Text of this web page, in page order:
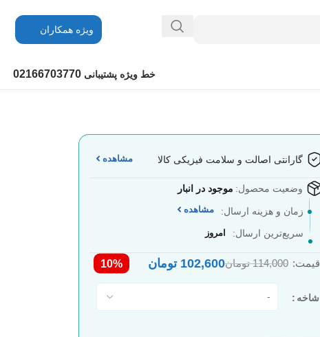
ویژه همکاران
خط ویژه پشتیبانی 02166703770
گارانتی اصالت و سلامت فیزیکی کالا مشاهده
وضعیت محصول: موجود در انبار
زمان و هزینه ارسال: مشاهده
سریع‌ترین ارسال: امروز
قیمت: 114,000 تومان102,600 تومان 10%
شاخه